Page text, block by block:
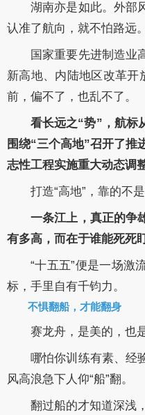
湖南亦是如此。外部
认准了航向，就不怕路远。
国家重要先进制造业
新高地、内陆地区改革开
前，偏不了，也乱不了。
看长远之“势”，航标
围绕“三个高地”召开了推
志性工程实施重大动态调整
打造“高地”，靠的不
一条江上，真正的争
有多高，而在于谁能死死
“十五五”便是一场激
标，手里自有千钧力。
不惧翻船，才能翻身
赛龙舟，是美的，也
哪怕你训练有素、经
风高浪急下人仰“船”翻。
翻过船的才知道深浅